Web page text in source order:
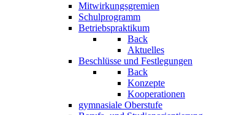
Mitwirkungsgremien
Schulprogramm
Betriebspraktikum
Back
Aktuelles
Beschlüsse und Festlegungen
Back
Konzepte
Kooperationen
gymnasiale Oberstufe